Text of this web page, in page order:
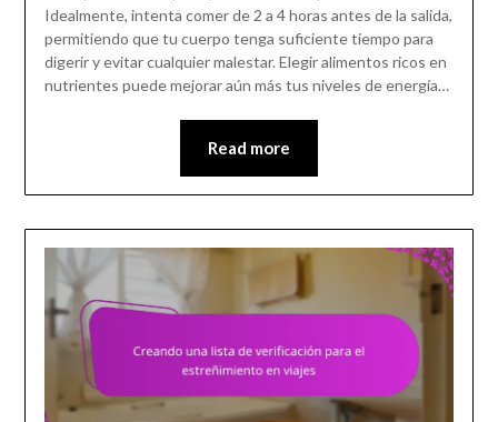
Idealmente, intenta comer de 2 a 4 horas antes de la salida,
permitiendo que tu cuerpo tenga suficiente tiempo para
digerir y evitar cualquier malestar. Elegir alimentos ricos en
nutrientes puede mejorar aún más tus niveles de energía…
Read more